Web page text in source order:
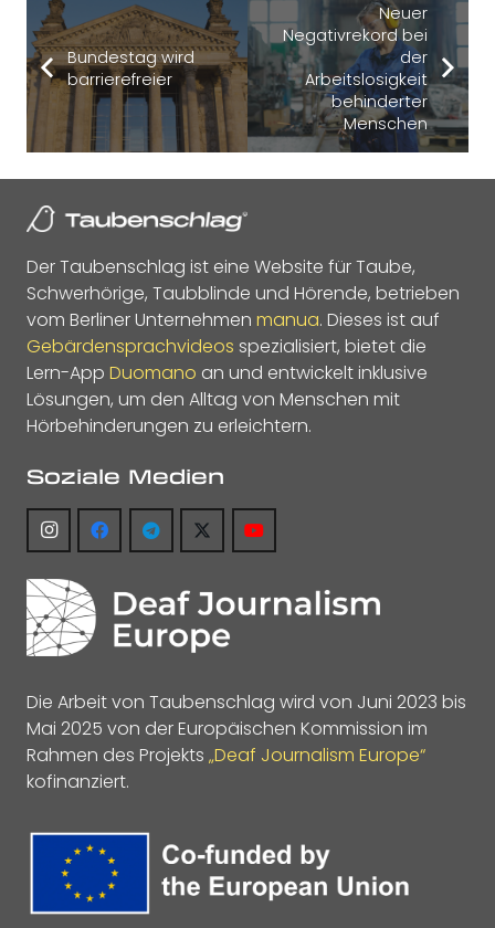
Bundestag wird
barrierefreier
Neuer
Negativrekord bei
der
Arbeitslosigkeit
behinderter
Menschen
Der Taubenschlag ist eine Website für Taube,
Schwerhörige, Taubblinde und Hörende, betrieben
vom Berliner Unternehmen manua. Dieses ist auf
Gebärdensprachvideos spezialisiert, bietet die
Lern-App Duomano an und entwickelt inklusive
Lösungen, um den Alltag von Menschen mit
Hörbehinderungen zu erleichtern.
Soziale Medien
Die Arbeit von Taubenschlag wird von Juni 2023 bis
Mai 2025 von der Europäischen Kommission im
Rahmen des Projekts „Deaf Journalism Europe“
kofinanziert.